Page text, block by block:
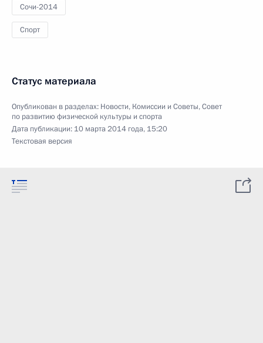
Сочи-2014
Спорт
Статус материала
Опубликован в разделах: Новости, Комиссии и Советы,Совет
по развитию физической культуры и спорта
Дата публикации: 10 марта 2014 года, 15:20
Текстовая версия